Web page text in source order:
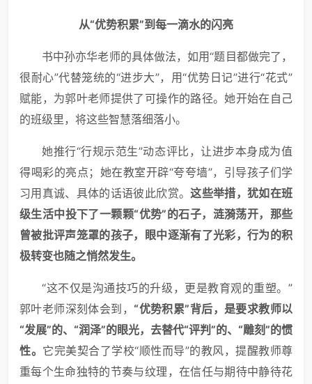
从“优势积累”到每一滴水的闪亮
书中孙亦华老师的具体做法，如用“题目都做完了，
很耐心”代替笼统的“进步大”，用“优势日记”进行“花式”
赋能，为郭叶老师提供了可操作的路径。她开始在自己
的班级里，将这些智慧落细落小。
她推行“行规示范生”动态评比，让进步本身成为值
得喝彩的亮点；她在教室开辟“夸夸墙”，引导孩子们学
习用真诚、具体的话语彼此欣赏。这些举措，犹如在班
级生活中投下了一颗颗“优势”的石子，涟漪荡开，那些
曾被批评声笼罩的孩子，眼中逐渐有了光彩，行为的积
极转变也随之悄然发生。
“这不仅是沟通技巧的升级，更是教育观的重塑。”
郭叶老师深刻体会到， “优势积累”背后，是要求教师以
“发展”的、“润泽”的眼光，去替代“评判”的、“雕刻”的惯
性。 它完美契合了学校“顺性而导”的教风，提醒教师尊
重每个生命独特的节奏与纹理，在信任与期待中静待花